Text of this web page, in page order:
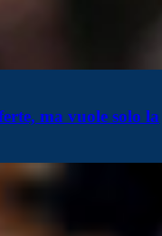
ma vuole solo la